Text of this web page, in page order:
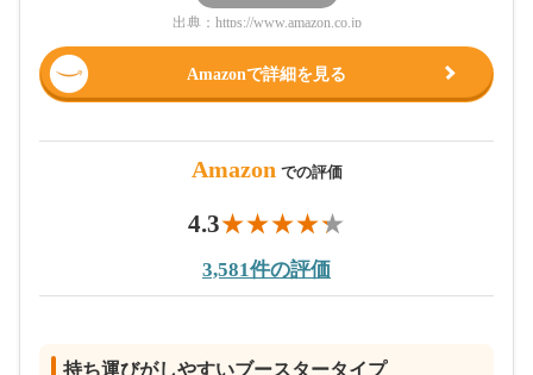
出典： https://www.amazon.co.jp
Amazonで詳細を見る
Amazon での評価
4.3
3,581件の評価
持ち運びがしやすいブースタータイプ